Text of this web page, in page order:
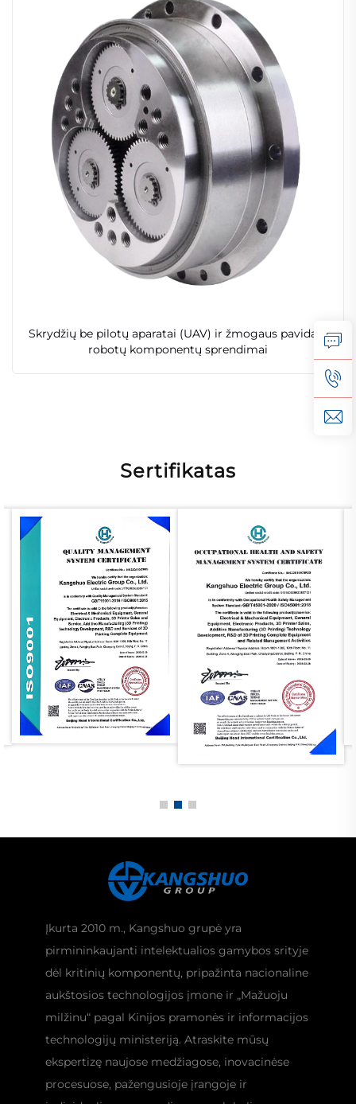
Skrydžių be pilotų aparatai (UAV) ir žmogaus pavidalo
robotų komponentų sprendimai
Sertifikatas
Įkurta 2010 m., Kangshuo grupė yra
pirmininkaujanti intelektualios gamybos srityje
dėl kritinių komponentų, pripažinta nacionaline
aukštosios technologijos įmone ir „Mažuoju
milžinu“ pagal Kinijos pramonės ir informacijos
technologijų ministeriją. Atraskite mūsų
ekspertizę naujose medžiagose, inovacinėse
procesuose, pažengusioje įrangoje ir